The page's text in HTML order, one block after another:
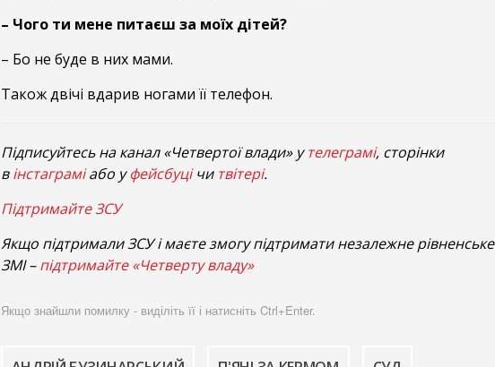
– Чого ти мене питаєш за моїх дітей?
– Бо не буде в них мами.
Також двічі вдарив ногами її телефон.
Підписуйтесь на канал «Четвертої влади» утелеграмі, сторінки
вінстаграміабо уфейсбуцічи твітері.
Підтримайте ЗСУ
Якщо підтримали ЗСУ і маєте змогу підтримати незалежне рівненське
ЗМІ –підтримайте «Четверту владу»
Якщо знайшли помилку - виділіть її і натисніть Ctrl+Enter.